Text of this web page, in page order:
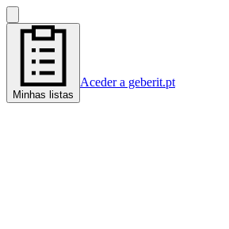
Minhas listas
Aceder a geberit.pt